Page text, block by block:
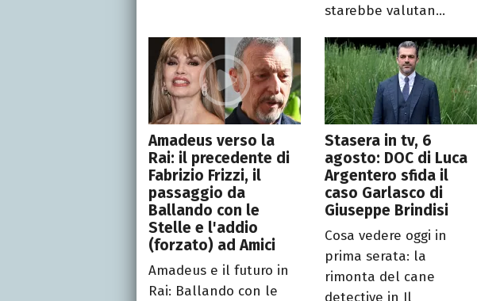
starebbe valutan...
Amadeus verso la
Rai: il precedente di
Fabrizio Frizzi, il
passaggio da
Ballando con le
Stelle e l'addio
(forzato) ad Amici
Amadeus e il futuro in
Rai: Ballando con le
Stasera in tv, 6
agosto: DOC di Luca
Argentero sfida il
caso Garlasco di
Giuseppe Brindisi
Cosa vedere oggi in
prima serata: la
rimonta del cane
detective in Il